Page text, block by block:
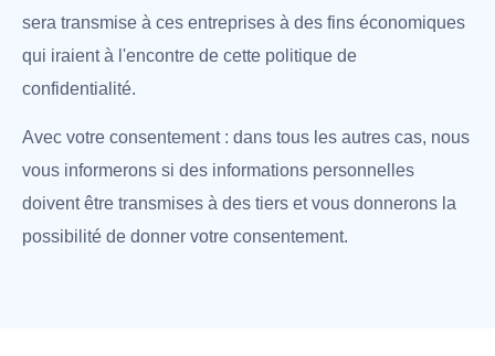
sera transmise à ces entreprises à des fins économiques
qui iraient à l'encontre de cette politique de
confidentialité.
Avec votre consentement : dans tous les autres cas, nous
vous informerons si des informations personnelles
doivent être transmises à des tiers et vous donnerons la
possibilité de donner votre consentement.